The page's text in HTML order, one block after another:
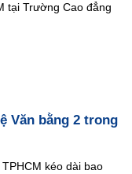
tại Trường Cao đẳng
Văn bằng 2 trong
kéo dài bao